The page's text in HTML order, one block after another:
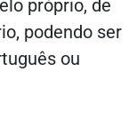
próprio, de
podendo ser
ou